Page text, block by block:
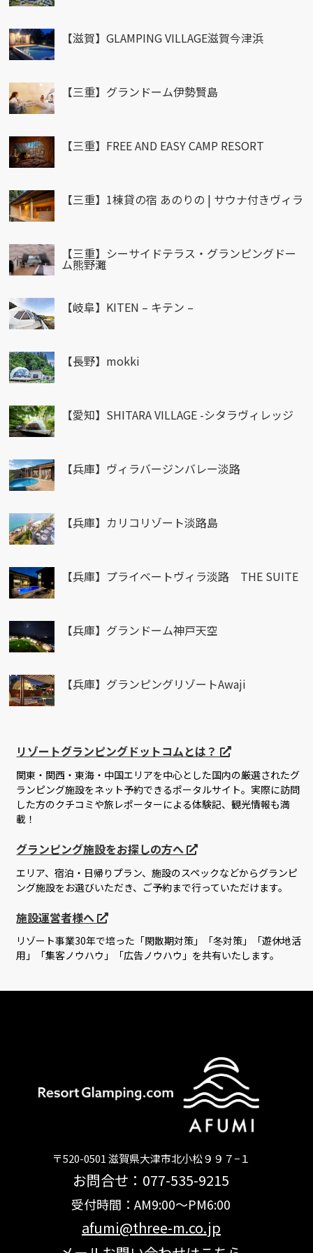
【滋賀】GLAMPING VILLAGE滋賀今津浜
【三重】グランドーム伊勢賢島
【三重】FREE AND EASY CAMP RESORT
【三重】1棟貸の宿 あのりの | サウナ付きヴィラ
【三重】シーサイドテラス・グランピングドー
ム熊野灘
【岐阜】KITEN – キテン –
【長野】mokki
【愛知】SHITARA VILLAGE -シタラヴィレッジ
【兵庫】ヴィラバージンバレー淡路
【兵庫】カリコリゾート淡路島
【兵庫】プライベートヴィラ淡路 THE SUITE
【兵庫】グランドーム神戸天空
【兵庫】グランピングリゾートAwaji
リゾートグランピングドットコムとは？
関東・関西・東海・中国エリアを中心とした国内の厳選されたグ
ランピング施設をネット予約できるポータルサイト。実際に訪問
した方のクチコミや旅レポーターによる体験記、観光情報も満
載！
グランピング施設をお探しの方へ
エリア、宿泊・日帰りプラン、施設のスペックなどからグランピ
ング施設をお選びいただき、ご予約まで行っていただけます。
施設運営者様へ
リゾート事業30年で培った「閑散期対策」「冬対策」「遊休地活
用」「集客ノウハウ」「広告ノウハウ」を共有いたします。
〒520-0501 滋賀県大津市北小松９９７−１
お問合せ：077-535-9215
受付時間：AM9:00～PM6:00
afumi@three-m.co.jp